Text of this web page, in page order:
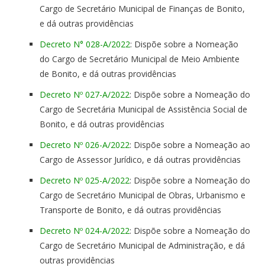
Cargo de Secretário Municipal de Finanças de Bonito,
e dá outras providências
Decreto N° 028-A/2022: Dispõe sobre a Nomeação
do Cargo de Secretário Municipal de Meio Ambiente
de Bonito, e dá outras providências
Decreto Nº 027-A/2022: Dispõe sobre a Nomeação do
Cargo de Secretária Municipal de Assistência Social de
Bonito, e dá outras providências
Decreto Nº 026-A/2022: Dispõe sobre a Nomeação ao
Cargo de Assessor Jurídico, e dá outras providências
Decreto Nº 025-A/2022: Dispõe sobre a Nomeação do
Cargo de Secretário Municipal de Obras, Urbanismo e
Transporte de Bonito, e dá outras providências
Decreto Nº 024-A/2022: Dispõe sobre a Nomeação do
Cargo de Secretário Municipal de Administração, e dá
outras providências